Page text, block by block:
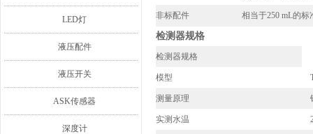
LED灯
液压配件
液压开关
ASK传感器
深度计
非标配件 相当于250 mL的标
检测器规格
检测器规格
模型
测量原理
实测水温